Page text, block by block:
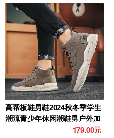
高帮板鞋男鞋2024秋冬季学生
潮流青少年休闲潮鞋男户外加
179.00元